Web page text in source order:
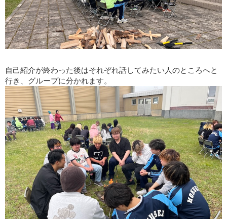
自己紹介が終わった後はそれぞれ話してみたい人のところへと
行き、グループに分かれます。